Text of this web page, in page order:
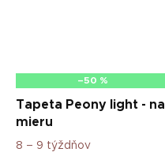
–50 %
Tapeta Peony light - na
mieru
8 – 9 týždňov